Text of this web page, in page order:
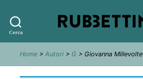
Cerca
editore
Home > Autori > G > Giovanna Millevolte